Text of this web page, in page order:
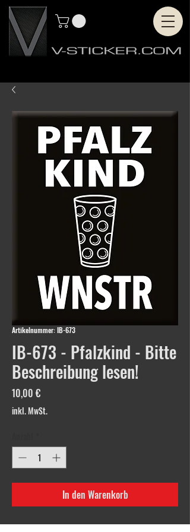
Artikelnummer: IB-673
IB-673 - Pfalzkind - Bitte
Beschreibung lesen!
10,00 €Preis
inkl. MwSt.
In den Warenkorb
1x Emblem. IB-673 - Pfalzkind